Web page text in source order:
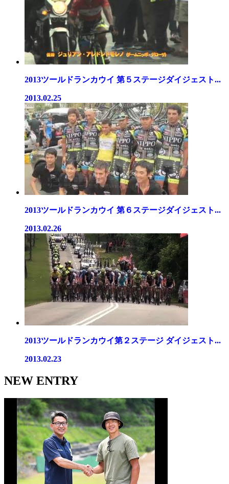
2013ツールドランカウイ 第５ステージダイジェスト...
2013.02.25
2013ツールドランカウイ 第６ステージダイジェスト...
2013.02.26
2013ツールドランカウイ第２ステージ ダイジェスト...
2013.02.23
NEW ENTRY